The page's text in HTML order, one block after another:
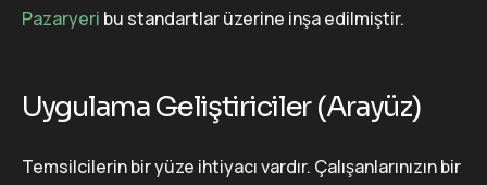
Pazaryeri bu standartlar üzerine inşa edilmiştir.
Uygulama Geliştiriciler (Arayüz)
Temsilcilerin bir yüze ihtiyacı vardır. Çalışanlarınızın bir